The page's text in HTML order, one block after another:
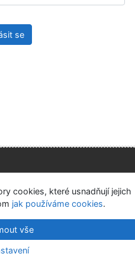
se
Soukromí
nám Nastavení cookies
Hradec Králové
-Cosmotron Bohemia, s.r.o.
cookies, které usnadňují jejich
jak používáme cookies.
vše